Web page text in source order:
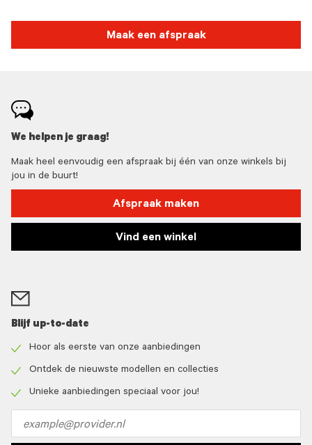
Maak een afspraak
We helpen je graag!
Maak heel eenvoudig een afspraak bij één van onze winkels bij
jou in de buurt!
Afspraak maken
Vind een winkel
Blijf up-to-date
icon
Hoor als eerste van onze aanbiedingen
icon
Ontdek de nieuwste modellen en collecties
Unieke aanbiedingen speciaal voor jou!
address